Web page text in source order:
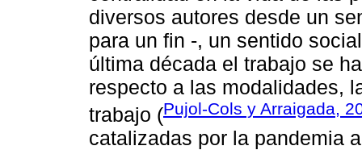
diversos autores desde un
para un fin -, un sentido
última década el trabajo se
respecto a las modalidades,
trabajo (Pujol-Cols y Arraigada,
catalizadas por la pandemia